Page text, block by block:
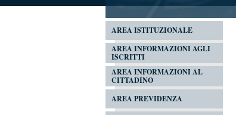
AREA ISTITUZIONALE
AREA INFORMAZIONI AGLI
ISCRITTI
AREA INFORMAZIONI AL
CITTADINO
AREA PREVIDENZA